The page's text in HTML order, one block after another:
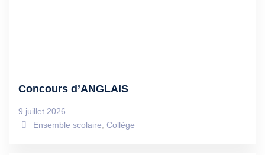
Concours d’ANGLAIS
9 juillet 2026
Ensemble scolaire Collège